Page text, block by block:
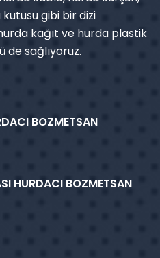
gibi bir dizi
kağıt ve hurda plastik
de sağlıyoruz.
BOZMETSAN
HURDACI BOZMETSAN